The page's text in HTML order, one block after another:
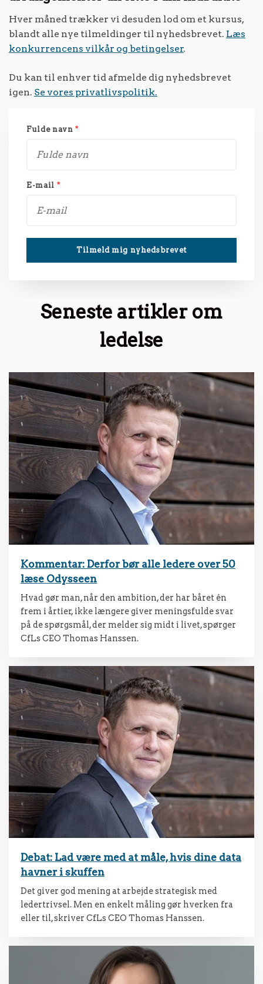
Hver måned trækker vi desuden lod om et kursus,
blandt alle nye tilmeldinger til nyhedsbrevet. Læs
konkurrencens vilkår og betingelser.
Du kan til enhver tid afmelde dig nyhedsbrevet
igen. Se vores privatlivspolitik.
Fulde navn*
E-mail *
Seneste artikler om
ledelse
Kommentar: Derfor bør alle ledere over 50
læse Odysseen
Hvad gør man, når den ambition, der har båret én
frem i årtier, ikke længere giver meningsfulde svar
på de spørgsmål, der melder sig midt i livet, spørger
CfLs CEO Thomas Hanssen.
Debat: Lad være med at måle, hvis dine data
havner i skuffen
Det giver god mening at arbejde strategisk med
ledertrivsel. Men en enkelt måling gør hverken fra
eller til, skriver CfLs CEO Thomas Hanssen.